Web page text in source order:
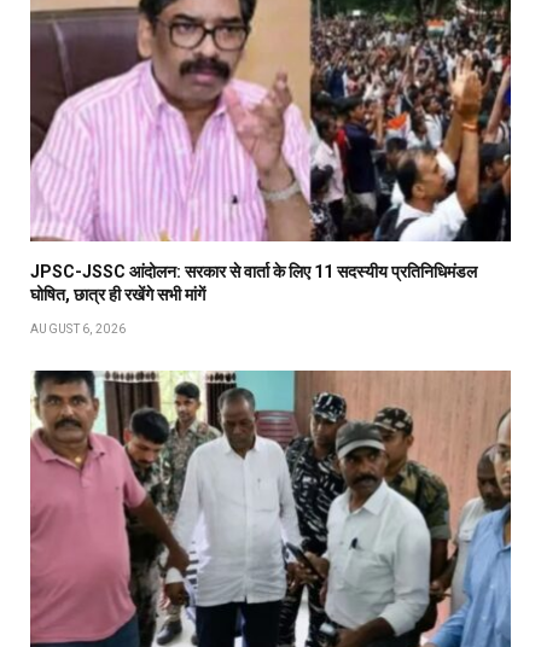
JPSC-JSSC आंदोलन: सरकार से वार्ता के लिए 11 सदस्यीय प्रतिनिधिमंडल
घोषित, छात्र ही रखेंगे सभी मांगें
AUGUST 6, 2026